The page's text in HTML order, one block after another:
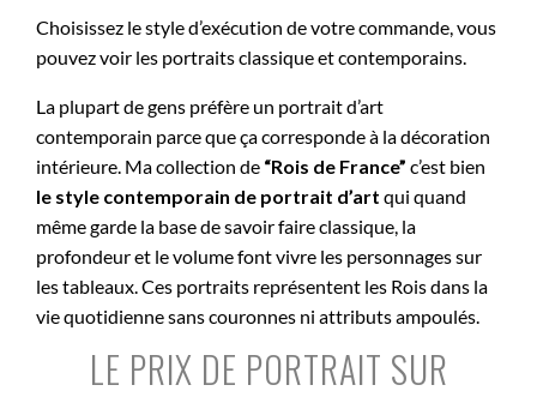
Choisissez le style d’exécution de votre commande, vous
pouvez voir les portraits classique et contemporains.
La plupart de gens préfère un portrait d’art
contemporain parce que ça corresponde à la décoration
intérieure. Ma collection de “Rois de France” c’est bien
le style contemporain de portrait d’art qui quand
même garde la base de savoir faire classique, la
profondeur et le volume font vivre les personnages sur
les tableaux. Ces portraits représentent les Rois dans la
vie quotidienne sans couronnes ni attributs ampoulés.
LE PRIX DE PORTRAIT SUR